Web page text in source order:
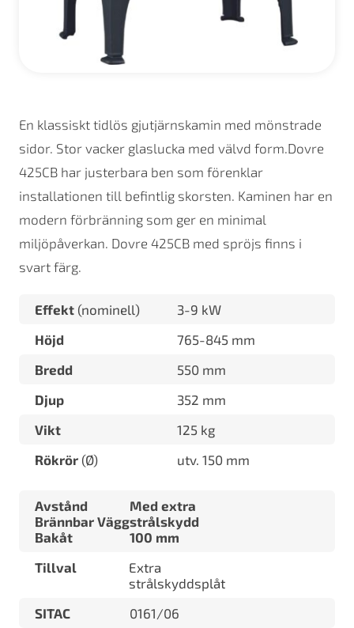
En klassiskt tidlös gjutjärnskamin med mönstrade
sidor. Stor vacker glaslucka med välvd form.Dovre
425CB har justerbara ben som förenklar
installationen till befintlig skorsten. Kaminen har en
modern förbränning som ger en minimal
miljöpåverkan. Dovre 425CB med spröjs finns i
svart färg.
Effekt (nominell)
3-9 kW
Höjd
765-845 mm
Bredd
550 mm
Djup
352 mm
Vikt
125 kg
Rökrör (Ø) utv. 150 mm
Avstånd
Brännbar Vägg
Bakåt
Med extra
strålskydd
100 mm
Tillval
Extra
strålskyddsplåt
SITAC
0161/06